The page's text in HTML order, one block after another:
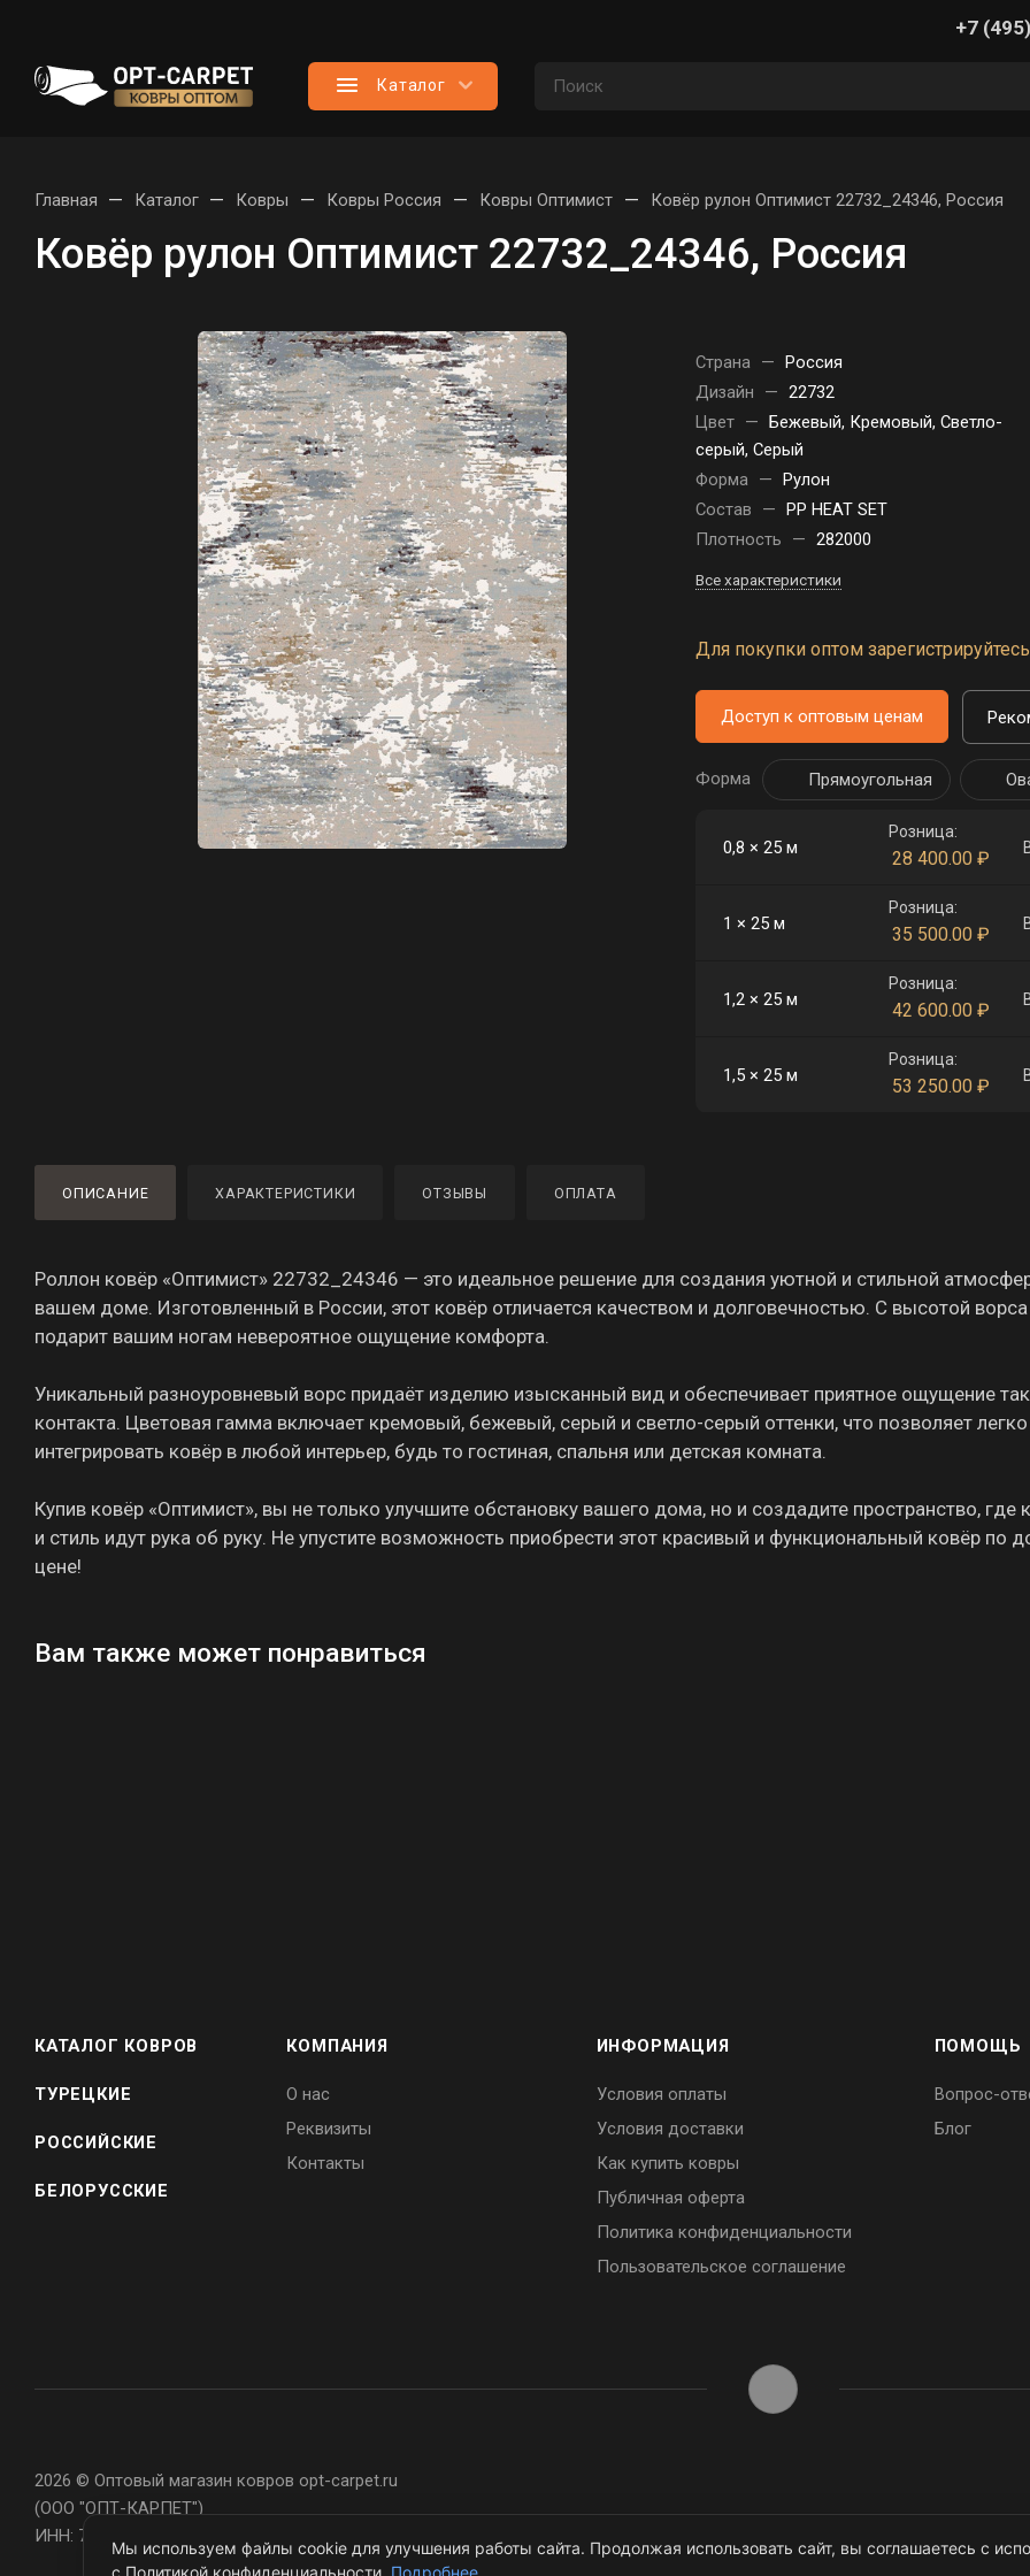
+7
Каталог
Главная — Каталог — Ковры — Ковры Россия — Ковры Оптимист — Ковёр рулон Оптимист 22732_24346, Россия
Ковёр рулон Оптимист 22732_24346, Россия
Страна — Россия
Дизайн
— 22732
Цвет — Бежевый, Кремовый, Светло-
серый, Серый
Форма — Рулон
Состав
— PP HEAT SET
Плотность
— 282000
Все характеристики
Для покупки оптом
Доступ к оптовым ценам
Форма Прямоугольная
0,8 × 25 м
Розница:
28 400.00 ₽
1 × 25 м
Розница:
35 500.00 ₽
1,2 × 25 м
Розница:
42 600.00 ₽
1,5 × 25 м
Розница:
53 250.00 ₽
ОПИСАНИЕ ХАРАКТЕРИСТИКИ ОТЗЫВЫ ОПЛАТА
Роллон ковёр «Оптимист» 22732_24346 — это идеальное решение для создания уютной и стильной
вашем доме. Изготовленный в России, этот ковёр отличается качеством и долговечностью. С высотой
подарит вашим ногам невероятное ощущение комфорта.
Уникальный разноуровневый ворс придаёт изделию изысканный вид и обеспечивает приятное ощущение
контакта. Цветовая гамма включает кремовый, бежевый, серый и светло-серый оттенки, что позволяет легко
интегрировать ковёр в любой интерьер, будь то гостиная, спальня или детская комната.
Купив ковёр «Оптимист», вы не только улучшите обстановку вашего дома, но и создадите пространство, где
и стиль идут рука об руку. Не упустите возможность приобрести этот красивый и функциональный ковёр по
цене!
Вам также может понравиться
КАТАЛОГ КОВРОВ
ТУРЕЦКИЕ
РОССИЙСКИЕ
БЕЛОРУССКИЕ
КОМПАНИЯ
О нас
Реквизиты
Контакты
ИНФОРМАЦИЯ
Условия оплаты
Условия доставки
Как купить ковры
Публичная оферта
Политика конфиденциальности
Пользовательское соглашение
ПОМОЩЬ
Вопрос-
Блог
2026 © Оптовый магазин ковров opt-carpet.ru
(ООО "ОПТ-КАРПЕТ")
ИНН: 7743907105
Мы используем файлы cookie для улучшения работы сайта. Продолжая использовать сайт, вы соглашаетесь с
с Политикой конфиденциальности. Подробнее